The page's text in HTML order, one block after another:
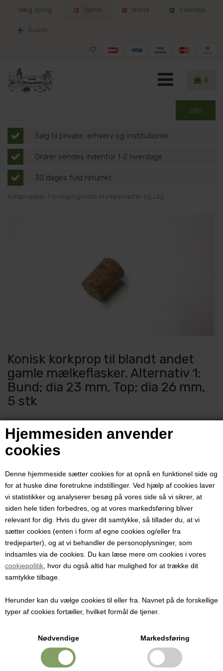
Hjemmesiden anvender
cookies
Denne hjemmeside sætter cookies for at opnå en funktionel side og
for at huske dine foretrukne indstillinger. Ved hjælp af cookies laver
vi statistikker og analyserer besøg på vores side så vi sikrer, at
siden hele tiden forbedres, og at vores markedsføring bliver
relevant for dig. Hvis du giver dit samtykke, så tillader du, at vi
sætter cookies (enten i form af egne cookies og/eller fra
tredjeparter), og at vi behandler de personoplysninger, som
indsamles via de cookies. Du kan læse mere om cookies i vores
cookiepolitik , hvor du også altid har mulighed for at trække dit
samtykke tilbage.
Herunder kan du vælge cookies til eller fra. Navnet på de forskellige
typer af cookies fortæller, hvilket formål de tjener.
Nødvendige Markedsføring
Vælg sprog: Dansk Norsk Svenska
Suomi
0
Salg til private, erhverv og institutioner
Ordrer sendes indenfor 1-2 hverdage
30 dages fuld returret
Korkpropper, Forseglingsvoks Krympehætter og Låg
Konisk korkprop til blandt andet
gamle mælkeflasker. Alternativ 1:
Bund; dia 23 mm, Top; dia 26 mm,
5 stk
Ideel som prop i gamle mælkeflasker af alle størrelser.
33,75DKK
Ideel som blandt andet prop til gamle danske mælkeflasker af alle
størrelser.
De gamle mælkeflasker er flasker af rigtig god kvalitet til opbevaring
af saft og juice som samtidig er nemme at rengøre. Derimod er det
Denne korkprop er et godt alternativ til de oprindelige kapsler og
propper af plast.
blive skubbet helt ned i hullet i flasken for at forsegle den. Derved
kan propperne nemt tages af og bruges flere gange.